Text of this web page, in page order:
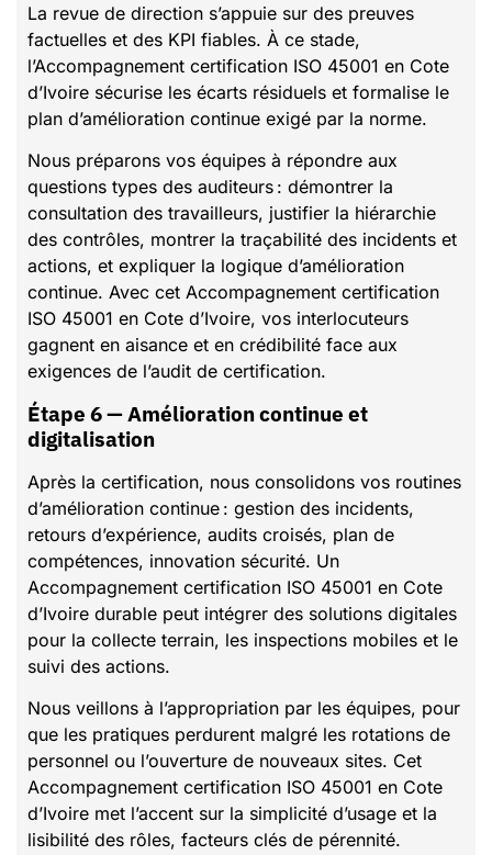
La revue de direction s’appuie sur des preuves
factuelles et des KPI fiables. À ce stade,
l’Accompagnement certification ISO 45001 en Cote
d’Ivoire sécurise les écarts résiduels et formalise le
plan d’amélioration continue exigé par la norme.
Nous préparons vos équipes à répondre aux
questions types des auditeurs : démontrer la
consultation des travailleurs, justifier la hiérarchie
des contrôles, montrer la traçabilité des incidents et
actions, et expliquer la logique d’amélioration
continue. Avec cet Accompagnement certification
ISO 45001 en Cote d’Ivoire, vos interlocuteurs
gagnent en aisance et en crédibilité face aux
exigences de l’audit de certification.
Étape 6 — Amélioration continue et
digitalisation
Après la certification, nous consolidons vos routines
d’amélioration continue : gestion des incidents,
retours d’expérience, audits croisés, plan de
compétences, innovation sécurité. Un
Accompagnement certification ISO 45001 en Cote
d’Ivoire durable peut intégrer des solutions digitales
pour la collecte terrain, les inspections mobiles et le
suivi des actions.
Nous veillons à l’appropriation par les équipes, pour
que les pratiques perdurent malgré les rotations de
personnel ou l’ouverture de nouveaux sites. Cet
Accompagnement certification ISO 45001 en Cote
d’Ivoire met l’accent sur la simplicité d’usage et la
lisibilité des rôles, facteurs clés de pérennité.